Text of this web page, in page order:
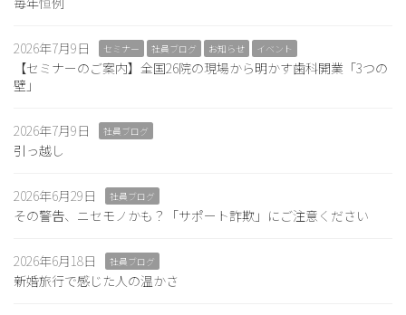
2026年7月9日 セミナー 社員ブログ お知らせ イベント
【セミナーのご案内】全国26院の現場から明かす歯科開業「3つの
壁」
2026年7月9日 社員ブログ
引っ越し
2026年6月29日 社員ブログ
その警告、ニセモノかも？「サポート詐欺」にご注意ください
2026年6月18日 社員ブログ
新婚旅行で感じた人の温かさ